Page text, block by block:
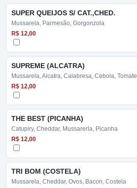
SUPER QUEIJOS S/ CAT.,CHED.
Mussarela, Parmesão, Gorgonzola
R$ 12,00
SUPREME (ALCATRA)
Mussarela, Alcatra, Calabresa, Cebola, Tomate
R$ 12,00
THE BEST (PICANHA)
Catupiry, Cheddar, Mussarerla, Picanha
R$ 12,00
TRI BOM (COSTELA)
Mussarela, Cheddar, Ovos, Bacon, Costela